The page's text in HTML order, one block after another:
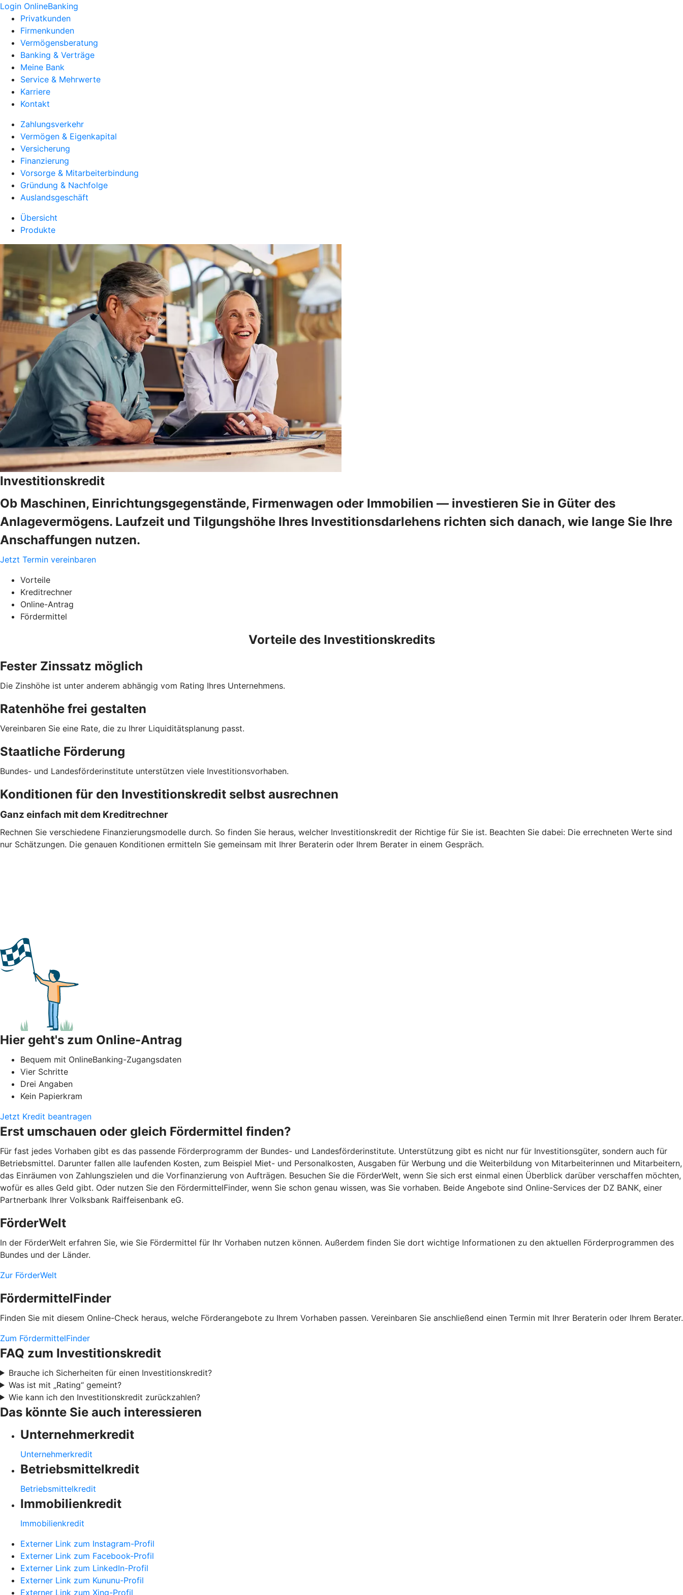
Login OnlineBanking
Privatkunden
Firmenkunden
Vermögensberatung
Banking & Verträge
Meine Bank
Service & Mehrwerte
Karriere
Kontakt
Zahlungsverkehr
Vermögen & Eigenkapital
Versicherung
Finanzierung
Vorsorge & Mitarbeiterbindung
Gründung & Nachfolge
Auslandsgeschäft
Übersicht
Produkte
Investitionskredit
Ob Maschinen, Einrichtungsgegenstände, Firmenwagen oder Immobilien — investieren Sie in Güter des
Anlagevermögens. Laufzeit und Tilgungshöhe Ihres Investitionsdarlehens richten sich danach, wie lange Sie Ihre
Anschaffungen nutzen.
Jetzt Termin vereinbaren
Vorteile
Kreditrechner
Online-Antrag
Fördermittel
Vorteile des Investitionskredits
Fester Zinssatz möglich
Die Zinshöhe ist unter anderem abhängig vom Rating Ihres Unternehmens.
Ratenhöhe frei gestalten
Vereinbaren Sie eine Rate, die zu Ihrer Liquiditätsplanung passt.
Staatliche Förderung
Bundes- und Landesförderinstitute unterstützen viele Investitionsvorhaben.
Konditionen für den Investitionskredit selbst ausrechnen
Ganz einfach mit dem Kreditrechner
Rechnen Sie verschiedene Finanzierungsmodelle durch. So finden Sie heraus, welcher Investitionskredit der Richtige für Sie ist. Beachten Sie dabei: Die errechneten Werte sind
nur Schätzungen. Die genauen Konditionen ermitteln Sie gemeinsam mit Ihrer Beraterin oder Ihrem Berater in einem Gespräch.
Hier geht's zum Online-Antrag
Bequem mit OnlineBanking-Zugangsdaten
Vier Schritte
Drei Angaben
Kein Papierkram
Jetzt Kredit beantragen
Erst umschauen oder gleich Fördermittel finden?
Für fast jedes Vorhaben gibt es das passende Förderprogramm der Bundes- und Landesförderinstitute. Unterstützung gibt es nicht nur für Investitionsgüter, sondern auch für
Betriebsmittel. Darunter fallen alle laufenden Kosten, zum Beispiel Miet- und Personalkosten, Ausgaben für Werbung und die Weiterbildung von Mitarbeiterinnen und Mitarbeitern,
das Einräumen von Zahlungszielen und die Vorfinanzierung von Aufträgen. Besuchen Sie die FörderWelt, wenn Sie sich erst einmal einen Überblick darüber verschaffen möchten,
wofür es alles Geld gibt. Oder nutzen Sie den FördermittelFinder, wenn Sie schon genau wissen, was Sie vorhaben. Beide Angebote sind Online-Services der DZ BANK, einer
Partnerbank Ihrer Volksbank Raiffeisenbank eG.
FörderWelt
In der FörderWelt erfahren Sie, wie Sie Fördermittel für Ihr Vorhaben nutzen können. Außerdem finden Sie dort wichtige Informationen zu den aktuellen Förderprogrammen des
Bundes und der Länder.
Zur FörderWelt
FördermittelFinder
Finden Sie mit diesem Online-Check heraus, welche Förderangebote zu Ihrem Vorhaben passen. Vereinbaren Sie anschließend einen Termin mit Ihrer Beraterin oder Ihrem Berater.
Zum FördermittelFinder
FAQ zum Investitionskredit
Brauche ich Sicherheiten für einen Investitionskredit?
Was ist mit „Rating“ gemeint?
Wie kann ich den Investitionskredit zurückzahlen?
Das könnte Sie auch interessieren
Unternehmerkredit
Unternehmerkredit
Betriebsmittelkredit
Betriebsmittelkredit
Immobilienkredit
Immobilienkredit
Externer Link zum Instagram-Profil
Externer Link zum Facebook-Profil
Externer Link zum LinkedIn-Profil
Externer Link zum Kununu-Profil
Externer Link zum Xing-Profil